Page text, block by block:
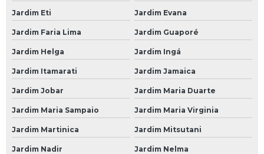
Mecânico Automotivo
Mecânico de Automóveis
Mecânico de Carros
Oficina Mecânica Automotiva
Oficinas Mecânicas
Oficina de Mecânica
Oficina Mecânica
Jardim Eti Jardim Evana
Jardim Faria Lima Jardim Guaporé
Jardim Helga Jardim Ingá
Jardim Itamarati Jardim Jamaica
Jardim Jobar Jardim Maria Duarte
Jardim Maria Sampaio Jardim Maria Virginia
Jardim Martinica Jardim Mitsutani
Jardim Nadir Jardim Nelma